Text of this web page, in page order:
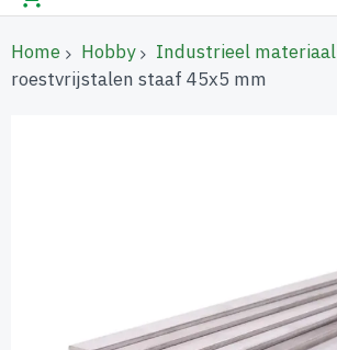
Home Hobby Industrieel materiaal
roestvrijstalen staaf 45x5 mm